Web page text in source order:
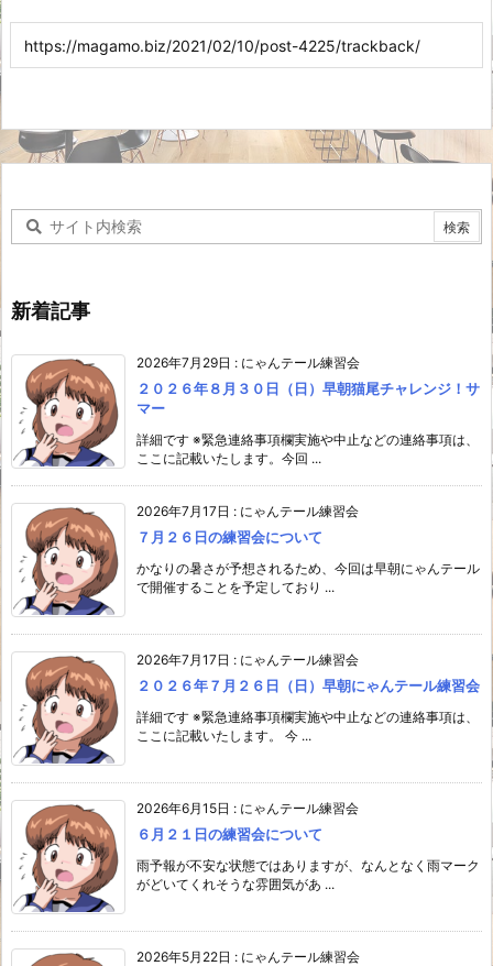
新着記事
2026年7月29日 : にゃんテール練習会
２０２６年８月３０日（日）早朝猫尾チャレンジ！サ
マー
詳細です ※緊急連絡事項欄実施や中止などの連絡事項は、
ここに記載いたします。今回 ...
2026年7月17日 : にゃんテール練習会
７月２６日の練習会について
かなりの暑さが予想されるため、今回は早朝にゃんテール
で開催することを予定しており ...
2026年7月17日 : にゃんテール練習会
２０２６年７月２６日（日）早朝にゃんテール練習会
詳細です ※緊急連絡事項欄実施や中止などの連絡事項は、
ここに記載いたします。 今 ...
2026年6月15日 : にゃんテール練習会
６月２１日の練習会について
雨予報が不安な状態ではありますが、なんとなく雨マーク
がどいてくれそうな雰囲気があ ...
2026年5月22日 : にゃんテール練習会